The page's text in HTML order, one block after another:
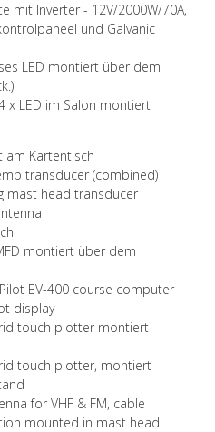
mit Inverter - 12V/2000W/70A,
und Galvanic
LED montiert über dem
x LED im Salon montiert
am Kartentisch
transducer (combined)
mast head transducer
montiert über dem
EV-400 course computer
display
touch plotter montiert
touch plotter, montiert
for VHF & FM, cable
mounted in mast head.